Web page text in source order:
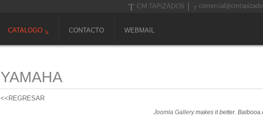
CM TAPIZADOS
CATALOGO CONTACTO WEBMAIL
YAMAHA
<<REGRESAR
Joomla Gallerymakes it better.